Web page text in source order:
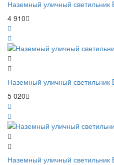
Наземный уличный светильник
4 910
Наземный уличный светильник
5 020
Наземный уличный светильник